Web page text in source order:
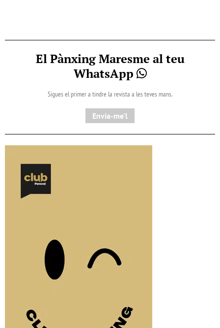
El Pànxing Maresme al teu
WhatsApp
Sigues el primer a tindre la revista a les teves mans.
Envia-me'l